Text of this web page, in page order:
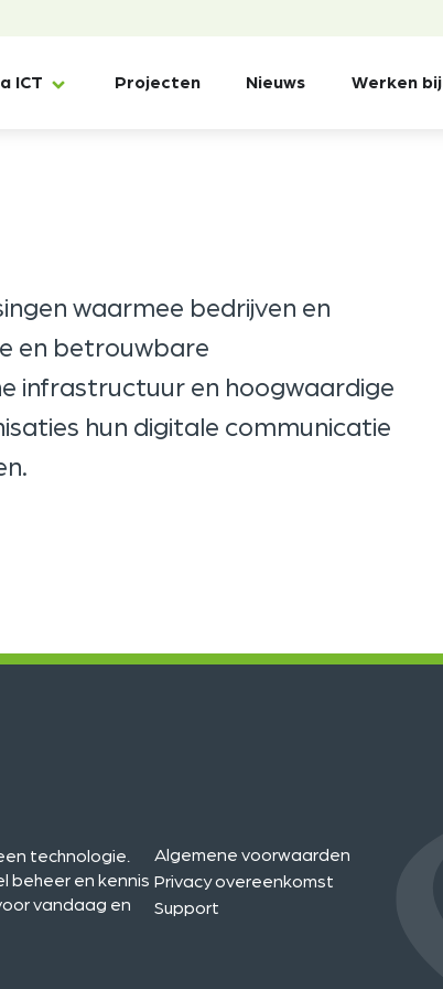
ICT Projecten Nieuws Werken bij
waarmee bedrijven en
en betrouwbare
infrastructuur en hoogwaardige
hun digitale communicatie
technologie.
beheer en kennis
vandaag en
Algemene voorwaarden
Privacy overeenkomst
Support